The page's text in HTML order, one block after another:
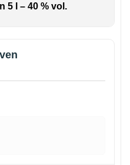
5 l – 40 % vol.